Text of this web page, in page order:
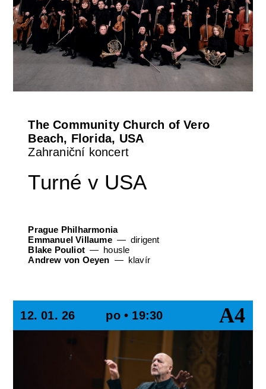
The Community Church of Vero
Beach, Florida, USA
Zahraniční koncert
Turné v USA
Prague Philharmonia
Emmanuel Villaume
dirigent
Blake Pouliot
housle
Andrew von Oeyen
klavír
12. 01. 26 po • 19:30 A4